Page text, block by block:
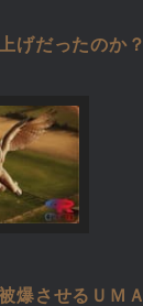
げだったのか
爆させるＵＭ